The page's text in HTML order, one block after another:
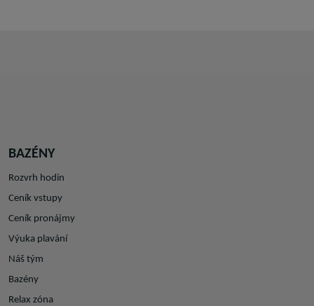
BAZÉNY
Rozvrh hodin
Ceník vstupy
Ceník pronájmy
Výuka plavání
Náš tým
Bazény
Relax zóna